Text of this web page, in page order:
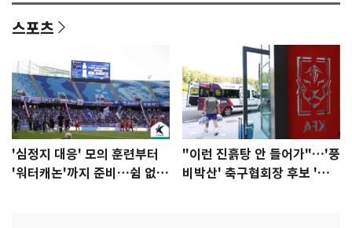
스포츠
'심정지 대응' 모의 훈련부터
'워터캐논'까지 준비…쉼 없는
"이런 진흙탕 안 들어가"…'풍
비박산' 축구협회장 후보 '실